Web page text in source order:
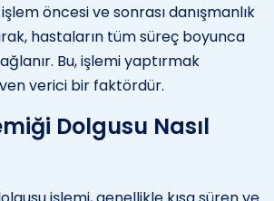
öncesi ve sonrası danışmanlık
hastaların tüm süreç boyunca
Bu, işlemi yaptırmak
verici bir faktördür.
Dolgusu Nasıl